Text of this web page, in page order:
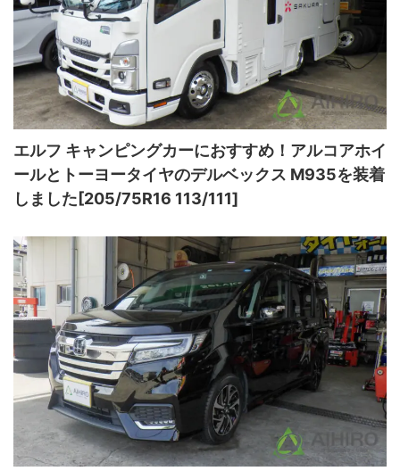
エルフ キャンピングカーにおすすめ！アルコアホイ
ールとトーヨータイヤのデルベックス M935を装着
しました[205/75R16 113/111]